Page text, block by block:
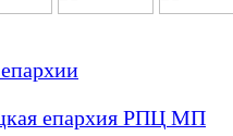
епархия РПЦ МП